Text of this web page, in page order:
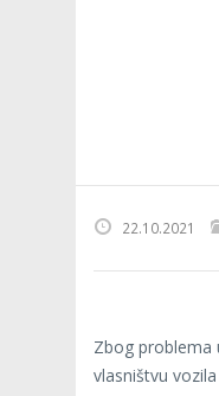
22.10.2021
Zbog problema
vlasništvu